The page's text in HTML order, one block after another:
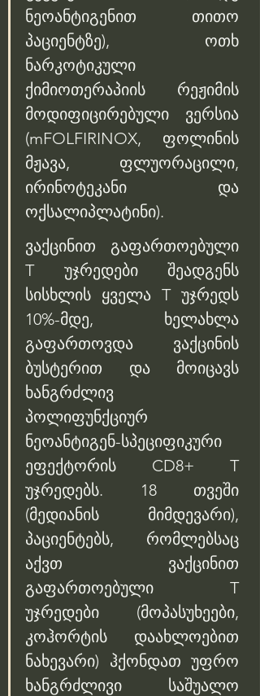
ნეოანტიგენით თითო
პაციენტზე), ოთხ
ნარკოტიკული
ქიმიოთერაპიის რეჟიმის
მოდიფიცირებული ვერსია
(mFOLFIRINOX, ფოლინის
მჟავა, ფლუორაცილი,
ირინოტეკანი და
ოქსალიპლატინი).
ვაქცინით გაფართოებული
T უჯრედები შეადგენს
სისხლის ყველა T უჯრედს
10%-მდე, ხელახლა
გაფართოვდა ვაქცინის
ბუსტერით და მოიცავს
ხანგრძლივ
პოლიფუნქციურ
ნეოანტიგენ-სპეციფიკური
ეფექტორის CD8+ T
უჯრედებს. 18 თვეში
(მედიანის მიმდევარი),
პაციენტებს, რომლებსაც
აქვთ ვაქცინით
გაფართოებული T
უჯრედები (მოპასუხეები,
კოჰორტის დაახლოებით
ნახევარი) ჰქონდათ უფრო
ხანგრძლივი საშუალო